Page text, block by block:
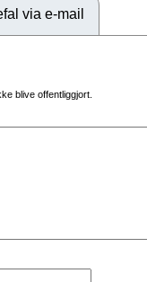
via e-mail
blive offentliggjort.